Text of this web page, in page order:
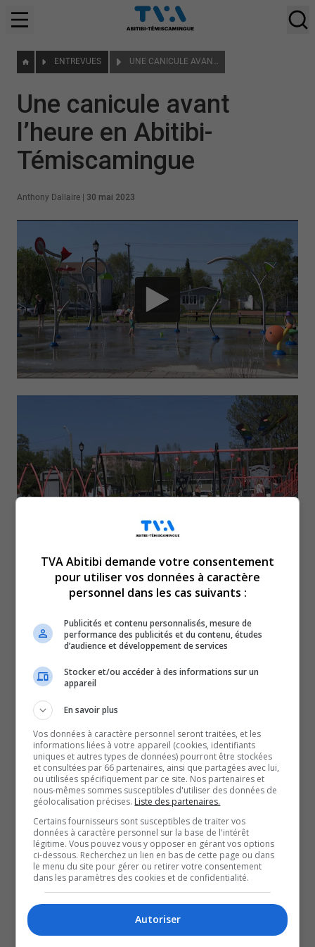
ENTREVUES UNE CANICULE AVANT L’HEURE EN ABITIBI-TÉMISCAMINGUE
Une canicule avant
l’heure en Abitibi-
Témiscamingue
Anthony Dallaire 30 mai 2023
Le mois de juin pointe à
déjà, la région fait face à sa
première grande vague de
chaleur.
Cette situation est due à une dépression immobilisée du
côté de Terre-Neuve-et-Labrador qui dure depuis le début
du printemps et bloque toute circulation d’air, ce qui
provoque du mauvais temps sur leur secteur.
En contrepartie, cela fait en sorte qu’un système de beau
temps, alimenté par un appel d’air du sud-ouest venant
des États-Unis, s’est installé dans les régions de l’est de
la province.
QUESTION DU JOUR
TVA Abitibi demande votre consentement
pour utiliser vos données à caractère
personnel dans les cas suivants :
Publicités et contenu personnalisés, mesure de
performance des publicités et du contenu, études
d’audience et développement de services
Stocker et/ou accéder à des informations sur un
appareil
En savoir plus
Vos données à caractère personnel seront traitées, et les
informations liées à votre appareil (cookies, identifiants
uniques et autres types de données) pourront être stockées
et consultées par 66 partenaires, ainsi que partagées avec lui,
ou utilisées spécifiquement par ce site. Nos partenaires et
nous-mêmes sommes susceptibles d'utiliser des données de
géolocalisation précises. Liste des partenaires.
Certains fournisseurs sont susceptibles de traiter vos
données à caractère personnel sur la base de l'intérêt
légitime. Vous pouvez vous y opposer en gérant vos options
ci-dessous. Recherchez un lien en bas de cette page ou dans
le menu du site pour gérer ou retirer votre consentement
dans les paramètres des cookies et de confidentialité.
Autoriser